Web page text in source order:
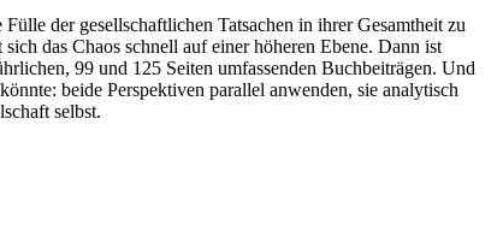
der gesellschaftlichen Tatsachen in ihrer Gesamtheit zu
das Chaos schnell auf einer höheren Ebene. Dann ist
99 und 125 Seiten umfassenden Buchbeiträgen. Und
beide Perspektiven parallel anwenden, sie analytisch
selbst.